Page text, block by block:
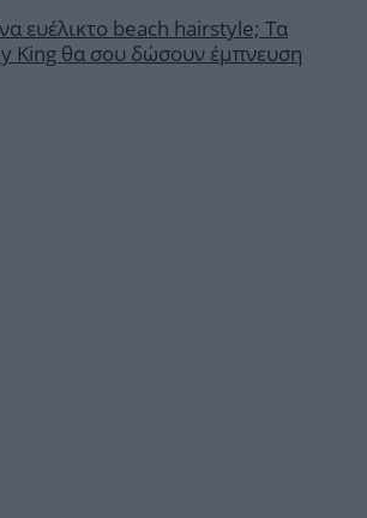
ευέλικτο beach hairstyle; Τα
King θα σου δώσουν έμπνευση